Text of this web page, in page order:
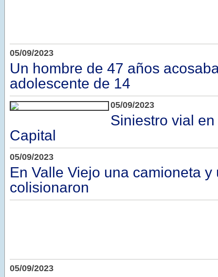
05/09/2023
Un hombre de 47 años
adolescente de 14
05/09/2023
Siniestro vial
Capital
05/09/2023
En Valle Viejo una camioneta y
colisionaron
05/09/2023